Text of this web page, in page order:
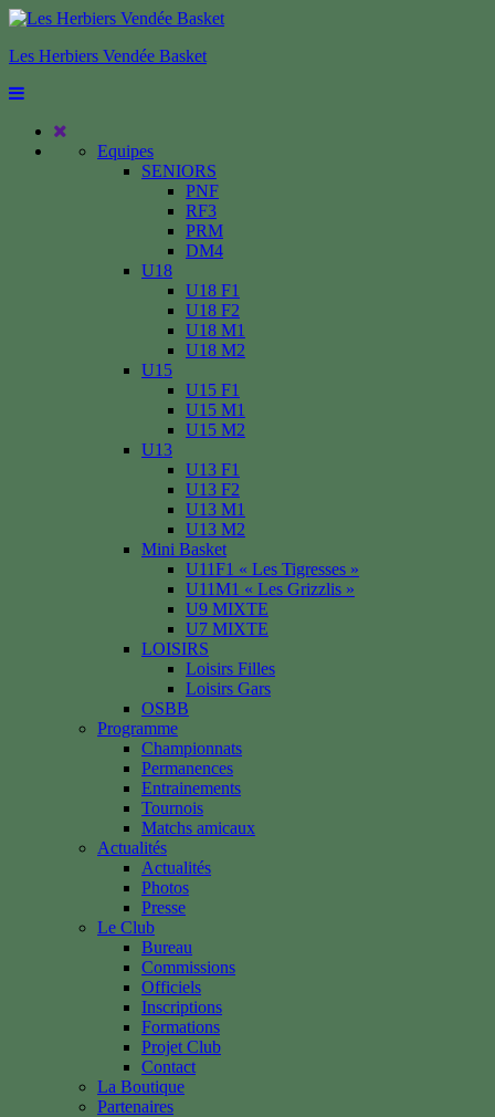
Les Herbiers Vendée Basket
Equipes
SENIORS
PNF
RF3
PRM
DM4
U18
U18 F1
U18 F2
U18 M1
U18 M2
U15
U15 F1
U15 M1
U15 M2
U13
U13 F1
U13 F2
U13 M1
U13 M2
Mini Basket
U11F1 « Les Tigresses »
U11M1 « Les Grizzlis »
U9 MIXTE
U7 MIXTE
LOISIRS
Loisirs Filles
Loisirs Gars
OSBB
Programme
Championnats
Permanences
Entrainements
Tournois
Matchs amicaux
Actualités
Actualités
Photos
Presse
Le Club
Bureau
Commissions
Officiels
Inscriptions
Formations
Projet Club
Contact
La Boutique
Partenaires